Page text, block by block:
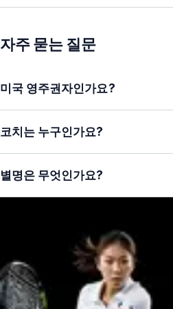
자주 묻는 질문
미국 영주권자인가요?
코치는 누구인가요?
별명은 무엇인가요?